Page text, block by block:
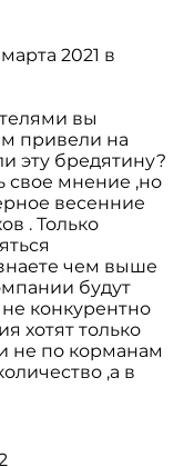
2021 в
вы
привели на
эту бредятину?
свое мнение ,но
весенние
. Только
чем выше
будут
конкурентно
хотят только
не по корманам
,а в